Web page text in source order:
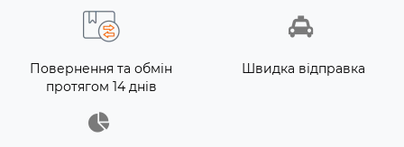
Повернення та обмін
протягом 14 днів
Швидка відправка